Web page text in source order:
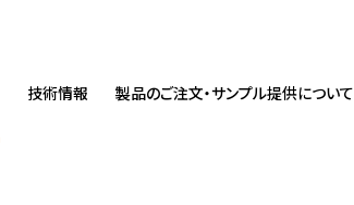
技術情報 製品のご注文・サンプル提供について